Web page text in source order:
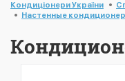
Кондиціонери України
Настенные